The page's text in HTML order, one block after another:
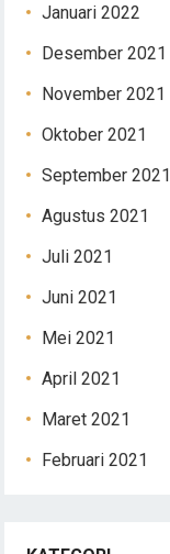
Januari 2022
Desember 2021
November 2021
Oktober 2021
September 2021
Agustus 2021
Juli 2021
Juni 2021
Mei 2021
April 2021
Maret 2021
Februari 2021